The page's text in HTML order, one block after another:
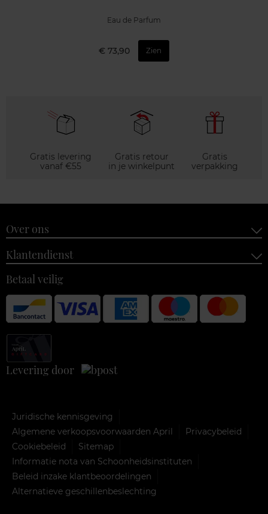
Eau de Parfum
€ 73,90 Zien
Gratis levering
vanaf €55
Gratis retour
in je winkelpunt
Gratis
verpakking
Over ons
Klantendienst
Betaal veilig
Levering door
Juridische kennisgeving
Algemene verkoopsvoorwaarden April
Privacybeleid
Cookiebeleid
Sitemap
Informatie nota van Schoonheidsinstituten
Beleid inzake klantbeoordelingen
Alternatieve geschillenbeslechting